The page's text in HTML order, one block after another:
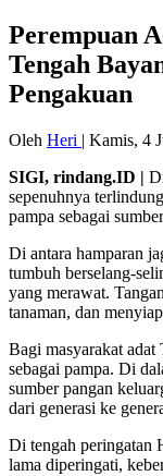
Perempuan
Tengah
Pengakuan
Oleh Heri | Kamis, 4
SIGI, rindang.ID |
sepenuhnya
pampa sebagai
Di antara hamparan
tumbuh berselang-
yang merawat.
tanaman, dan
Bagi masyarakat
sebagai pampa. Di
sumber pangan
dari generasi ke
Di tengah peringatan
lama diperingati,